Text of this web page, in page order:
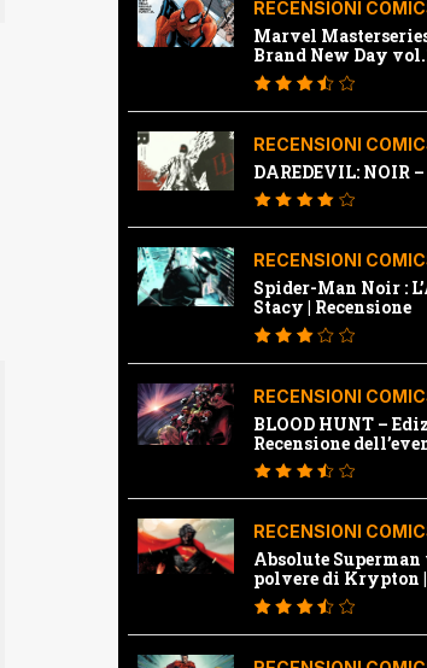
RECENSIONI
Marvel
Brand New Day
RECENSIONI
DAREDEVIL: NOIR
RECENSIONI
Spider-Man Noir :
Stacy | Recensione
RECENSIONI
BLOOD HUNT –
Recensione
della Marvel
RECENSIONI
Absolute
polvere di Krypton |